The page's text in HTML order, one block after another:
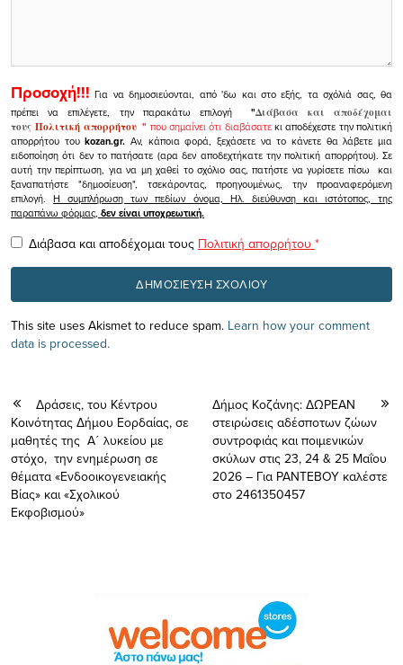
Προσοχή!!! Για να δημοσιεύονται, από 'δω και στο εξής, τα σχόλιά σας, θα
πρέπει να επιλέγετε, την παρακάτω επιλογή
"Διάβασα και αποδέχομαι
τουςΠολιτική απορρήτου" που σημαίνει ότι διαβάσατεκι αποδέχεστε την πολιτική
απορρήτου τουkozan.gr. Αν, κάποια φορά, ξεχάσετε να το κάνετε θα λάβετε μια
ειδοποίηση ότι δεν το πατήσατε (αρα δεν αποδεχτήκατε την πολιτική απορρήτου). Σε
αυτή την περίπτωση, για να μη χαθεί το σχόλιο σας, πατήστε να γυρίσετε πίσω και
ξαναπατήστε "δημοσίευση", τσεκάροντας, προηγουμένως, την προαναφερόμενη
επιλογή.Η συμπλήρωση των πεδίων όνομα, Ηλ. διεύθυνση και ιστότοπος, της
παραπάνω φόρμας, δεν είναι υποχρεωτική.
Διάβασα και αποδέχομαι τους Πολιτική απορρήτου *
This site uses Akismet to reduce spam. Learn how your comment
data is processed.
Δράσεις, του Κέντρου
Κοινότητας Δήμου Εορδαίας, σε
μαθητές της Α΄ λυκείου με
στόχο, την ενημέρωση σε
θέματα «Ενδοοικογενειακής
Βίας» και «Σχολικού
Εκφοβισμού»
Δήμος Κοζάνης: ΔΩΡΕΑΝ
στειρώσεις αδέσποτων ζώων
συντροφιάς και ποιμενικών
σκύλων στις 23, 24 & 25 Μαΐου
2026 – Για ΡΑΝΤΕΒΟΥ καλέστε
στο 2461350457